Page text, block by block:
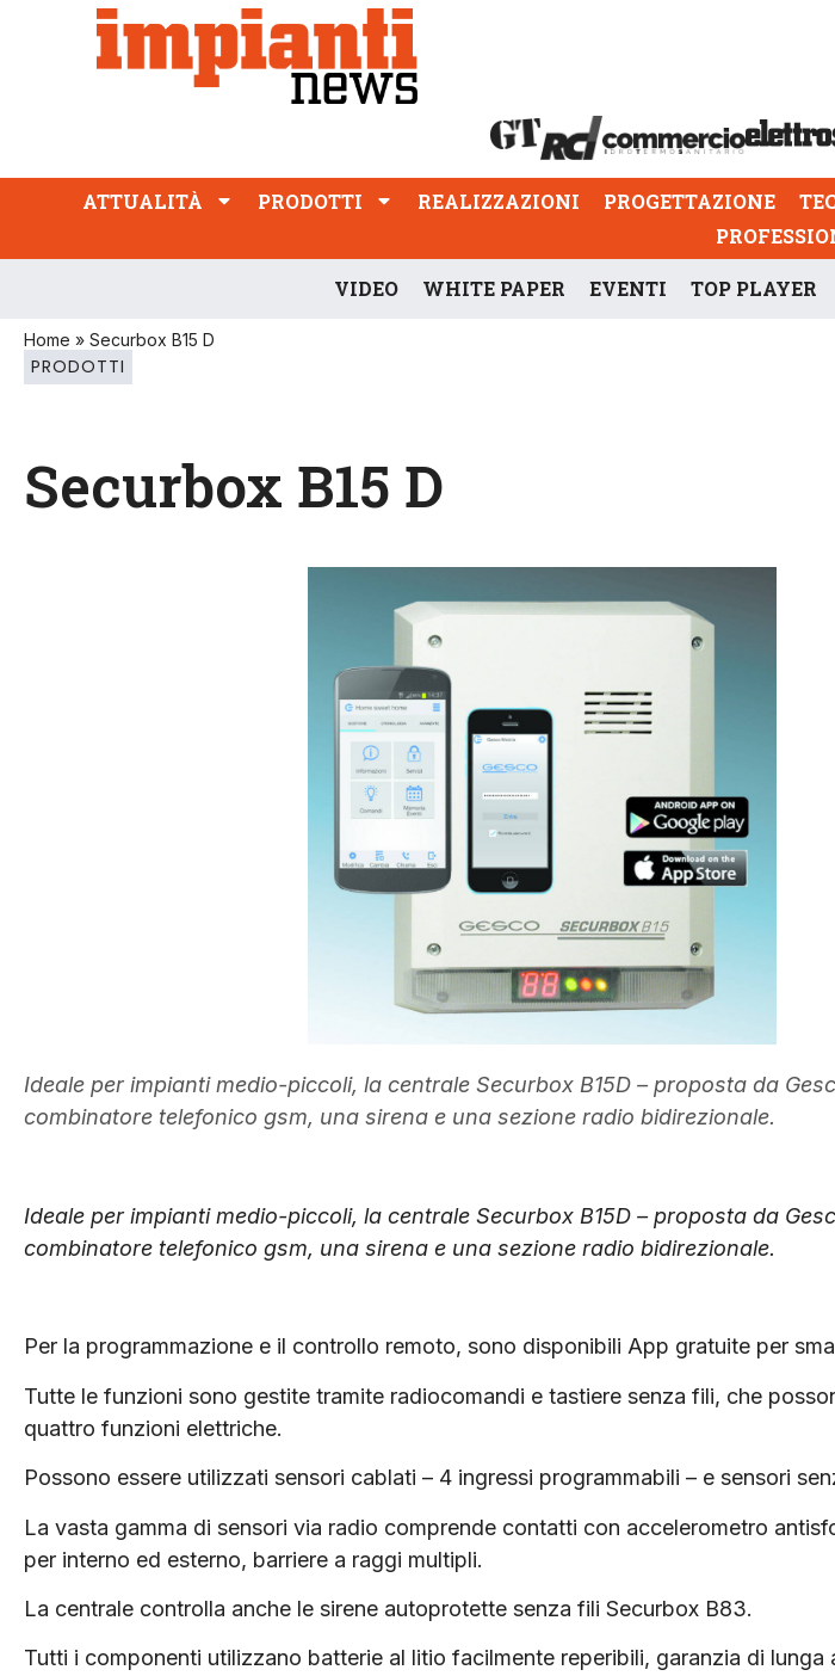
ATTUALITÀ PRODOTTI REALIZZAZIONI
PROFESSIONE
ATTUALITÀ PRODOTTI REALIZZAZIONI PROGETTAZIONE
VIDEO WHITE PAPER EVENTI TOP PLAYER
Home » Securbox B15 D
PRODOTTI
Securbox B15 D
Ideale per impianti medio-piccoli, la centrale Securbox B15D – proposta da
combinatore telefonico gsm, una sirena e una sezione radio bidirezionale.
Ideale per impianti medio-piccoli, la centrale Securbox B15D – proposta da
combinatore telefonico gsm, una sirena e una sezione radio bidirezionale.
Per la programmazione e il controllo remoto, sono disponibili App gratuite per
Tutte le funzioni sono gestite tramite radiocomandi e tastiere senza fili, che
quattro funzioni elettriche.
Possono essere utilizzati sensori cablati – 4 ingressi programmabili – e sensori
La vasta gamma di sensori via radio comprende contatti con accelerometro
per interno ed esterno, barriere a raggi multipli.
La centrale controlla anche le sirene autoprotette senza fili Securbox B83.
Tutti i componenti utilizzano batterie al litio facilmente reperibili, garanzia di lunga